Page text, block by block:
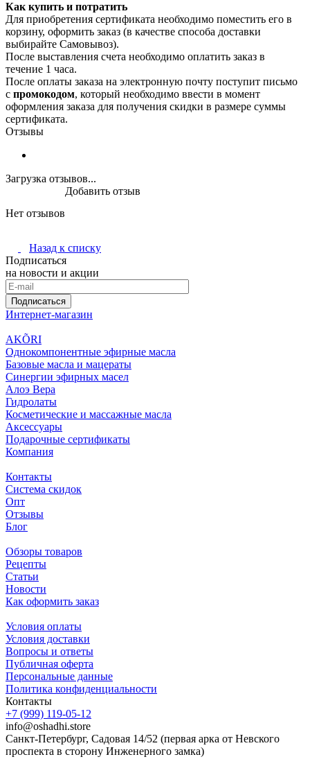
Как купить и потратить
Для приобретения сертификата необходимо поместить его в
корзину, оформить заказ (в качестве способа доставки
выбирайте Самовывоз).
После выставления счета необходимо оплатить заказ в
течение 1 часа.
После оплаты заказа на электронную почту поступит письмо
с промокодом, который необходимо ввести в момент
оформления заказа для получения скидки в размере суммы
сертификата.
Отзывы
Загрузка отзывов...
Нет отзывов
Добавить отзыв
Назад к списку
Подписаться
на новости и акции
Подписаться
Интернет-магазин
AKÕRI
Однокомпонентные эфирные масла
Базовые масла и мацераты
Синергии эфирных масел
Алоэ Вера
Гидролаты
Косметические и массажные масла
Аксессуары
Подарочные сертификаты
Компания
Контакты
Система скидок
Опт
Отзывы
Блог
Обзоры товаров
Рецепты
Статьи
Новости
Как оформить заказ
Условия оплаты
Условия доставки
Вопросы и ответы
Публичная оферта
Персональные данные
Политика конфиденциальности
Контакты
+7 (999) 119-05-12
info@oshadhi.store
Санкт-Петербург, Садовая 14/52 (первая арка от Невского
проспекта в сторону Инженерного замка)